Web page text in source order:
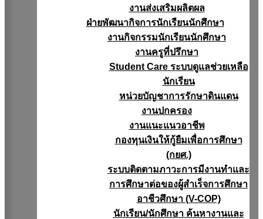
งานส่งเสริมผลิตผล
ฝ่ายพัฒนากิจการนักเรียนนักศึกษา
งานกิจกรรมนักเรียนนักศึกษา
งานครูที่ปรึกษา
Student Care ระบบดูแลช่วยเหลือ
นักเรียน
หน่วยบัญชาการรักษาดินแดน
งานปกครอง
งานแนะแนวอาชีพ
กองทุนเงินให้กู้ยืมเพื่อการศึกษา
(กยศ.)
ระบบติดตามภาวะการมีงานทำและ
การศึกษาต่อของผู้สำเร็จการศึกษา
อาชีวศึกษา (V-COP)
นักเรียน/นักศึกษา ค้นหางานและ